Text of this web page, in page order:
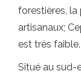
forestières,
artisanaux;
est très faible.
Situé au sud-